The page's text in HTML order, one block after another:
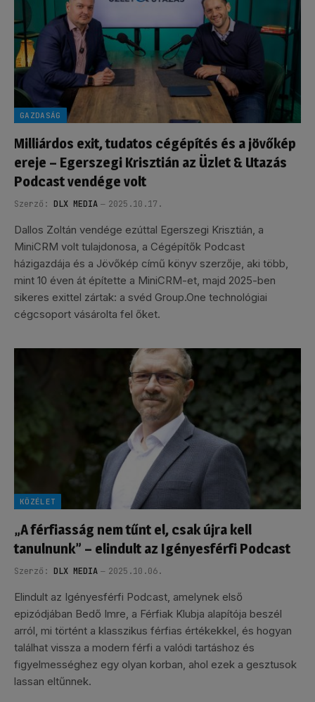
GAZDASÁG
Milliárdos exit, tudatos cégépítés és a jövőkép
ereje – Egerszegi Krisztián az Üzlet & Utazás
Podcast vendége volt
Szerző: DLX MEDIA 2025.10.17.
Dallos Zoltán vendége ezúttal Egerszegi Krisztián, a
MiniCRM volt tulajdonosa, a Cégépítők Podcast
házigazdája és a Jövőkép című könyv szerzője, aki több,
mint 10 éven át építette a MiniCRM-et, majd 2025-ben
sikeres exittel zártak: a svéd Group.One technológiai
cégcsoport vásárolta fel őket.
KÖZÉLET
„A férfiasság nem tűnt el, csak újra kell
tanulnunk” – elindult az Igényesférfi Podcast
Szerző: DLX MEDIA 2025.10.06.
Elindult az Igényesférfi Podcast, amelynek első
epizódjában Bedő Imre, a Férfiak Klubja alapítója beszél
arról, mi történt a klasszikus férfias értékekkel, és hogyan
találhat vissza a modern férfi a valódi tartáshoz és
figyelmességhez egy olyan korban, ahol ezek a gesztusok
lassan eltűnnek.